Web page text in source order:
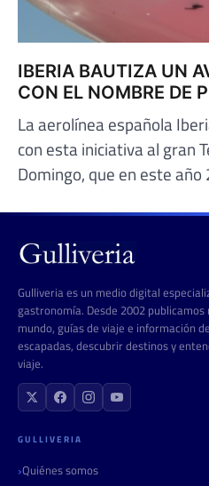
IBERIA BAUTIZA UN
CON EL NOMBRE DE
La aerolínea española
con esta iniciativa al gran
Domingo, que en este
Gulliveria es un medio digital
gastronomía. Desde 2002
mundo, guías de viaje e información
escapadas, descubrir destinos y
viaje.
GULLIVERIA
Quiénes somos